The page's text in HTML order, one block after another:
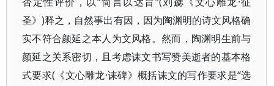
圣》)释之，自然事出有因，因为陶渊明的诗文风格确
实不符合颜延之本人为文风格。然而，陶渊明生前与
颜延之关系密切，且考虑诔文书写赞美逝者的基本格
式要求(《文心雕龙·诔碑》概括诔文的写作要求是“选